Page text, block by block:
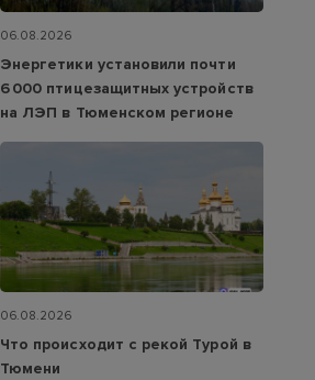
06.08.2026
Энергетики установили почти
6 000 птицезащитных устройств
на ЛЭП в Тюменском регионе
06.08.2026
Что происходит с рекой Турой в
Тюмени